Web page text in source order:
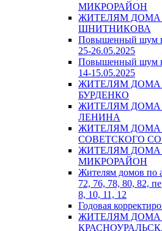
МИКРОРАЙОН
ЖИТЕЛЯМ ДОМА
ШНИТНИКОВА
Повышенный шум в
25-26.05.2025
Повышенный шум в
14-15.05.2025
ЖИТЕЛЯМ ДОМА
БУРДЕНКО
ЖИТЕЛЯМ ДОМА
ЛЕНИНА
ЖИТЕЛЯМ ДОМА
СОВЕТСКОГО
ЖИТЕЛЯМ ДОМА
МИКРОРАЙОН
Жителям домов по
72, 76, 78, 80, 82,
8, 10, 11, 12
Годовая
ЖИТЕЛЯМ ДОМА